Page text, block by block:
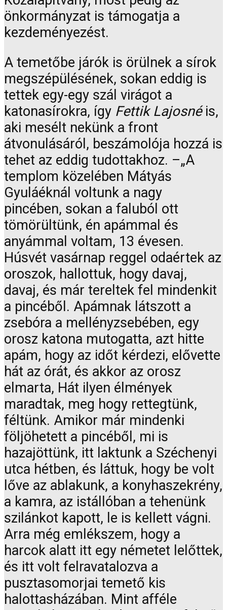
önkormányzat is támogatja a
kezdeményezést.
A temetőbe járók is örülnek a sírok
megszépülésének, sokan eddig is
tettek egy-egy szál virágot a
katonasírokra, így Fettik Lajosnéis,
aki mesélt nekünk a front
átvonulásáról, beszámolója hozzá is
tehet az eddig tudottakhoz. –„A
templom közelében Mátyás
Gyuláéknál voltunk a nagy
pincében, sokan a faluból ott
tömörültünk, én apámmal és
anyámmal voltam, 13 évesen.
Húsvét vasárnap reggel odaértek az
oroszok, hallottuk, hogy davaj,
davaj, és már tereltek fel mindenkit
a pincéből. Apámnak látszott a
zsebóra a mellényzsebében, egy
orosz katona mutogatta, azt hitte
apám, hogy az időt kérdezi, elővette
hát az órát, és akkor az orosz
elmarta, Hát ilyen élmények
maradtak, meg hogy rettegtünk,
féltünk. Amikor már mindenki
följöhetett a pincéből, mi is
hazajöttünk, itt laktunk a Széchenyi
utca hétben, és láttuk, hogy be volt
lőve az ablakunk, a konyhaszekrény,
a kamra, az istállóban a tehenünk
szilánkot kapott, le is kellett vágni.
Arra még emlékszem, hogy a
harcok alatt itt egy németet lelőttek,
és itt volt felravatalozva a
pusztasomorjai temető kis
halottasházában. Mint afféle